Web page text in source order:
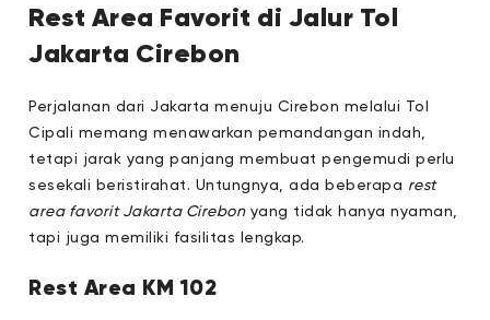
Rest Area Favorit di Jalur Tol
Jakarta Cirebon
Perjalanan dari Jakarta menuju Cirebon melalui Tol
Cipali memang menawarkan pemandangan indah,
tetapi jarak yang panjang membuat pengemudi perlu
sesekali beristirahat. Untungnya, ada beberapa rest
area favorit Jakarta Cirebonyang tidak hanya nyaman,
tapi juga memiliki fasilitas lengkap.
Rest Area KM 102